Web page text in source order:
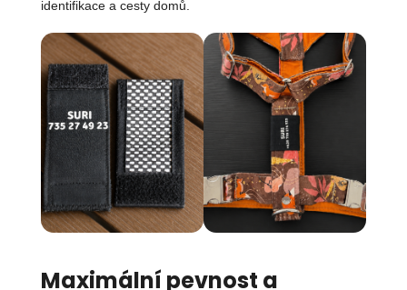
identifikace a cesty domů.
Maximální pevnost a